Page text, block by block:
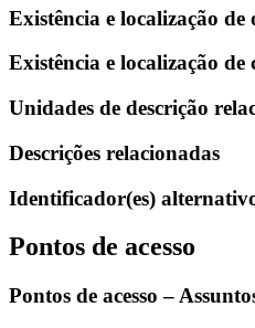
Existência e localização de
Existência e localização de
Unidades de descrição
Descrições relacionadas
Identificador(es)
Pontos de acesso
Pontos de acesso –